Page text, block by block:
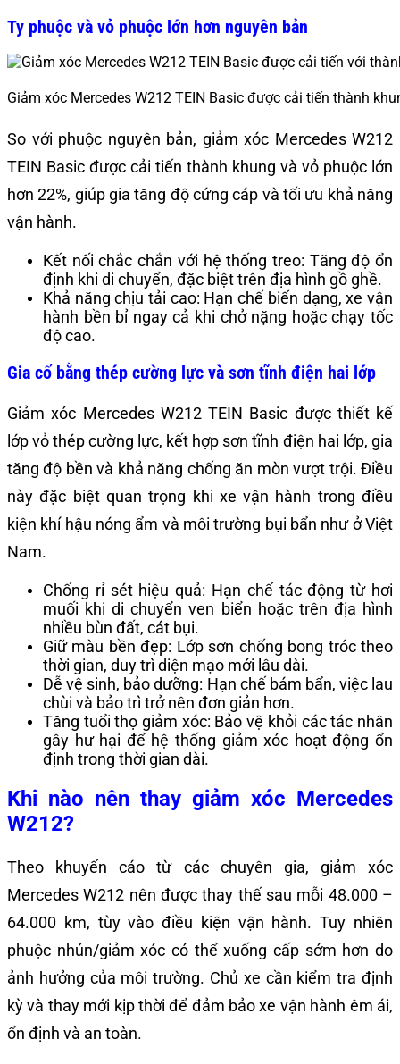
Ty phuộc và vỏ phuộc lớn hơn nguyên bản
Giảm xóc Mercedes W212 TEIN Basic được cải tiến thành
So với phuộc nguyên bản, giảm xóc Mercedes W212
TEIN Basic được cải tiến thành khung và vỏ phuộc lớn
hơn 22%, giúp gia tăng độ cứng cáp và tối ưu khả năng
vận hành.
Kết nối chắc chắn với hệ thống treo: Tăng độ ổn
định khi di chuyển, đặc biệt trên địa hình gồ ghề.
Khả năng chịu tải cao: Hạn chế biến dạng, xe vận
hành bền bỉ ngay cả khi chở nặng hoặc chạy tốc
độ cao.
Gia cố bằng thép cường lực và sơn tĩnh điện hai lớp
Giảm xóc Mercedes W212 TEIN Basic được thiết kế
lớp vỏ thép cường lực, kết hợp sơn tĩnh điện hai lớp, gia
tăng độ bền và khả năng chống ăn mòn vượt trội. Điều
này đặc biệt quan trọng khi xe vận hành trong điều
kiện khí hậu nóng ẩm và môi trường bụi bẩn như ở Việt
Nam.
Chống rỉ sét hiệu quả: Hạn chế tác động từ hơi
muối khi di chuyển ven biển hoặc trên địa hình
nhiều bùn đất, cát bụi.
Giữ màu bền đẹp: Lớp sơn chống bong tróc theo
thời gian, duy trì diện mạo mới lâu dài.
Dễ vệ sinh, bảo dưỡng: Hạn chế bám bẩn, việc lau
chùi và bảo trì trở nên đơn giản hơn.
Tăng tuổi thọ giảm xóc: Bảo vệ khỏi các tác nhân
gây hư hại để hệ thống giảm xóc hoạt động ổn
định trong thời gian dài.
Khi nào nên thay giảm xóc Mercedes
W212?
Theo khuyến cáo từ các chuyên gia, giảm xóc
Mercedes W212 nên được thay thế sau mỗi 48.000 –
64.000 km, tùy vào điều kiện vận hành. Tuy nhiên
phuộc nhún/giảm xóc có thể xuống cấp sớm hơn do
ảnh hưởng của môi trường. Chủ xe cần kiểm tra định
kỳ và thay mới kịp thời để đảm bảo xe vận hành êm ái,
ổn định và an toàn.